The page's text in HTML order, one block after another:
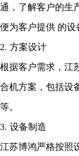
通，了解客户的生
便为客户提供 的设
2. 方案设计
根据客户需求，江
合机方案，包括设
等。
3. 设备制造
江苏博鸿严格按照